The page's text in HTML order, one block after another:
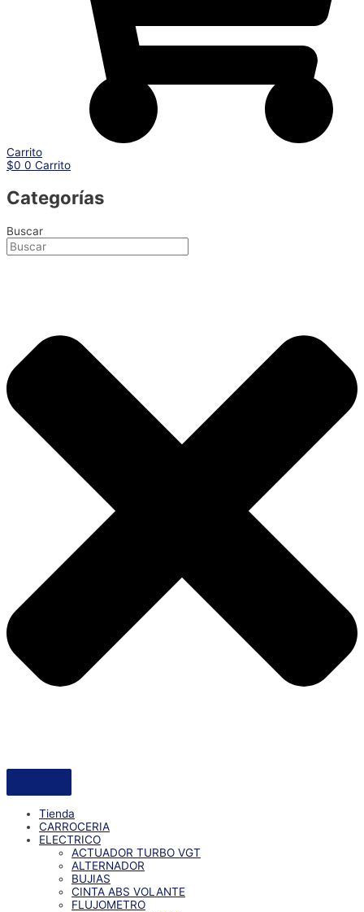
Carrito
$0 0 Carrito
Categorías
Buscar
Tienda
CARROCERIA
ELECTRICO
ACTUADOR TURBO VGT
ALTERNADOR
BUJIAS
CINTA ABS VOLANTE
FLUJOMETRO